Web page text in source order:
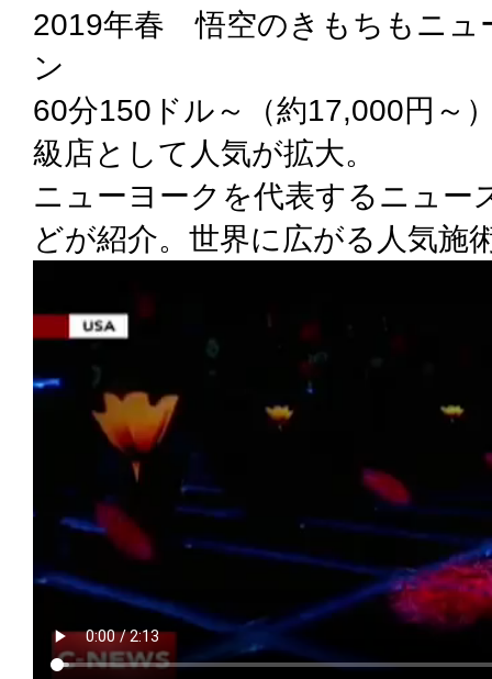
2019年春 悟空のきもちもニュ
ン
60分150ドル～（約17,000円～
級店として人気が拡大。
ニューヨークを代表するニュー
どが紹介。世界に広がる人気施